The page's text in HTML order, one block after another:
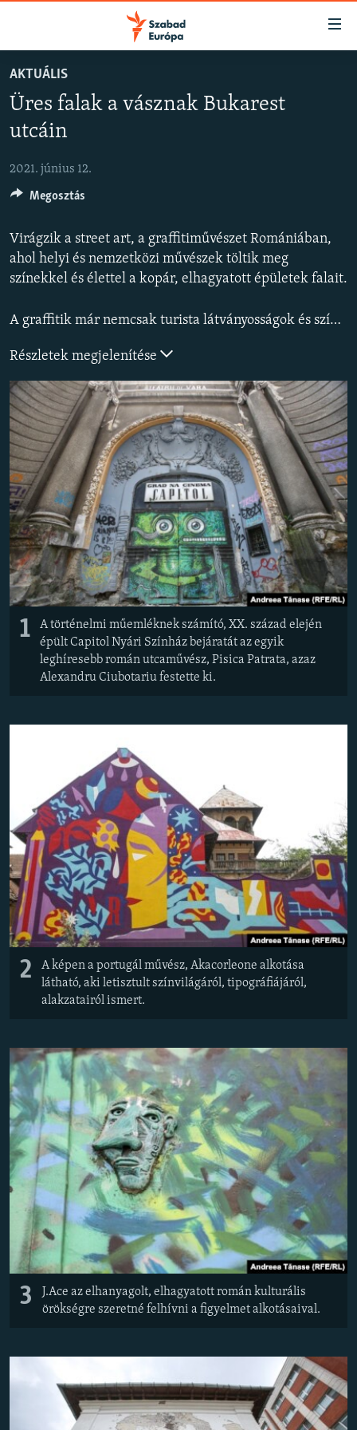
Akadálymentes
oldalra
Ugrás
keresésre
AKTUÁLIS
PODCASTOK
VIDEÓK
ELEMZŐ
NER15
SZABADON
TÁRSADALOM
DEMOKRÁCIA
VILÁG
KLÍMAVÁLTOZÁS
A MÚLT TANULSÁGAI
KÖVESSEN MINKET!
Valamennyi RFE/RL weboldal
AKTUÁLIS
Üres falak a vásznak Bukarest
utcáin
2021. június 12.
Virágzik a street art, a graffitiművészet Romániában,
ahol helyi és nemzetközi művészek töltik meg
színekkel és élettel a kopár, elhagyatott épületek falait.
A graffitik már nemcsak turista látványosságok és színes látnivalók, hanem komoly társadalmi, politikai kérdéseket is felvetnek.
Részletek megjelenítése
1
A történelmi műemléknek számító, XX. század elején
épült Capitol Nyári Színház bejáratát az egyik
leghíresebb román utcaművész, Pisica Patrata, azaz
Alexandru Ciubotariu festette ki.
2
A képen a portugál művész, Akacorleone alkotása
látható, aki letisztult színvilágáról, tipográfiájáról,
alakzatairól ismert.
3
J.Ace az elhanyagolt, elhagyatott román kulturális
örökségre szeretné felhívni a figyelmet alkotásaival.
Megosztás
Feliratkozás